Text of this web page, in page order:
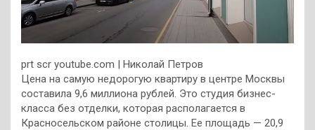
prt scr youtube.com | Николай Петров
Цена на самую недорогую квартиру в центре Москвы
составила 9,6 миллиона рублей. Это студия бизнес-
класса без отделки, которая располагается в
Красносельском районе столицы. Ее площадь — 20,9